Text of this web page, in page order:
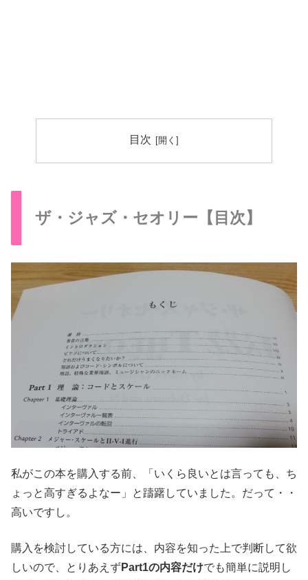
目次
ザ・ジャズ・セオリー【目次】
私がこの本を購入する前、「いくら良いとは言っても、ち
ょっと高すぎるよなー」と躊躇していました。だって・・
高いですし。
購入を検討している方には、内容を知った上で判断して欲
しいので、とりあえずPart1の内容だけでも簡単に説明し